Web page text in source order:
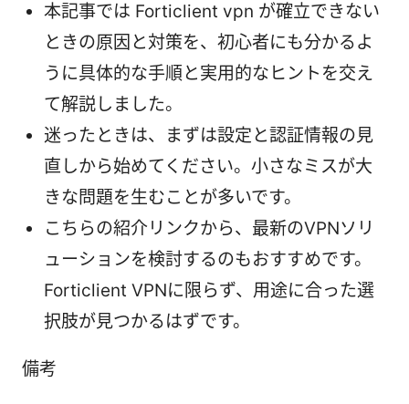
本記事では Forticlient vpn が確立できない
ときの原因と対策を、初心者にも分かるよ
うに具体的な手順と実用的なヒントを交え
て解説しました。
迷ったときは、まずは設定と認証情報の見
直しから始めてください。小さなミスが大
きな問題を生むことが多いです。
こちらの紹介リンクから、最新のVPNソリ
ューションを検討するのもおすすめです。
Forticlient VPNに限らず、用途に合った選
択肢が見つかるはずです。
備考